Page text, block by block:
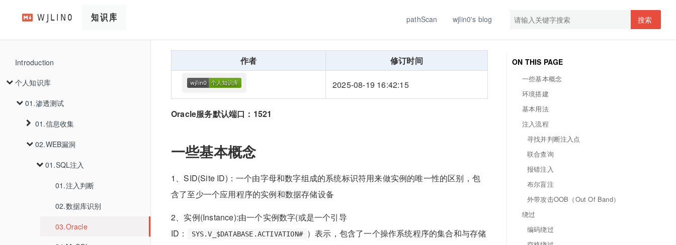
搜索
pathScan wjlin0's blog
Introduction
个人知识库
01.渗透测试
01.信息收集
01.资产收集
01.主域名收集
01.ICP备案查询
02.证书查询
03.WHOIS-IP反查查询
02.WEB漏洞
01.SQL注入
01.注入判断
02.数据库识别
03.Oracle
ON THIS PAGE
一些基本概念
环境搭建
基本用法
注入流程
寻找并判断注入点
联合查询
报错注入
布尔盲注
外带攻击OOB（Out Of Band）
绕过
编码绕过
作者 修订时间
2025-08-19 16:42:15
Oracle服务默认端口：1521
一些基本概念
1、SID(Site ID)：一个由字母和数字组成的系统标识符用来做实例的唯一性的区别，包
含了至少一个应用程序的实例和数据存储设备
2、实例(Instance):由一个实例数字(或是一个引导
ID：
SYS.V_$DATABASE.ACTIVATION#
）表示，包含了一个操作系统程序的集合和与存储